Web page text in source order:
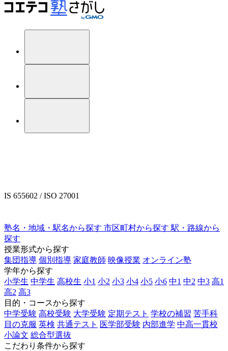
IS 655602 / ISO 27001
塾名・地域・駅名から探す 市区町村から探す 駅・路線から
探す
授業形式から探す
集団指導 個別指導 家庭教師 映像授業 オンライン塾
学年から探す
小学生 中学生 高校生 小1 小2 小3 小4 小5 小6 中1 中2 中3 高1
高2 高3
目的・コースから探す
中学受験 高校受験 大学受験 定期テスト 学校の補習 苦手科
目の克服 英検 共通テスト 医学部受験 内部進学 中高一貫校
小論文 総合型選抜
こだわり条件から探す